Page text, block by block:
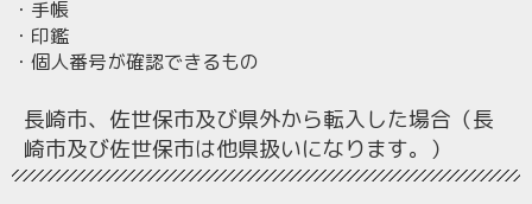
・手帳
・印鑑
・個人番号が確認できるもの
長崎市、佐世保市及び県外から転入した場合（長
崎市及び佐世保市は他県扱いになります。）